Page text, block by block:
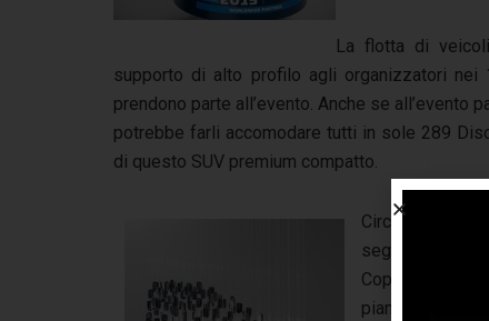
La flotta di
supporto di alto profilo agli organizzatori
prendono parte all’evento. Anche se
potrebbe farli accomodare tutti in sole 289
di questo SUV premium compatto.
Circa 2,3
seguiranno
Coppa del
pianeta. Il